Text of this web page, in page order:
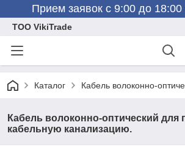
Прием заявок с 9:00 до
ТОО VikiTrade
Каталог Кабель волоконно-
Кабель волоконно-оптический для
кабельную канализацию.